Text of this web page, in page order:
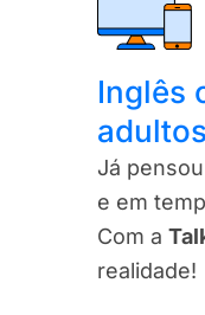
Inglês
adultos
Já
e em
Com a
realidade!